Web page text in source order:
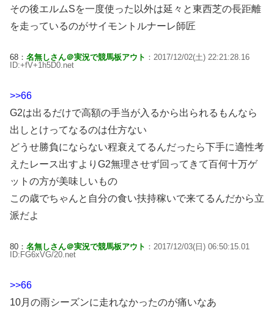
その後エルムSを一度使った以外は延々と東西芝の長距離
を走っているのがサイモントルナーレ師匠
68： 名無しさん＠実況で競馬板アウト ：2017/12/02(土) 22:21:28.16
ID:+fV+1h5D0.net
>>66
G2は出るだけで高額の手当が入るから出られるもんなら
出しとけってなるのは仕方ない
どうせ勝負にならない程衰えてるんだったら下手に適性考
えたレース出すよりG2無理させず回ってきて百何十万ゲ
ットの方が美味しいもの
この歳でちゃんと自分の食い扶持稼いで来てるんだから立
派だよ
80： 名無しさん＠実況で競馬板アウト ：2017/12/03(日) 06:50:15.01
ID:FG6xVG/20.net
>>66
10月の雨シーズンに走れなかったのが痛いなあ